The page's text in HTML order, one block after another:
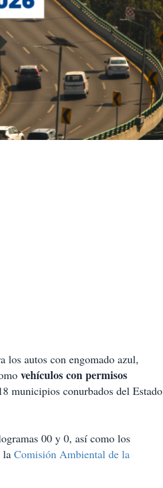
los autos con engomado azul,
vehículos con permisos
municipios conurbados del Estado
00 y 0, así como los
la Comisión Ambiental de la